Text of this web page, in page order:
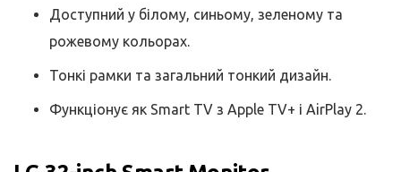
Доступний у білому, синьому, зеленому та
рожевому кольорах.
Тонкі рамки та загальний тонкий дизайн.
Функціонує як Smart TV з Apple TV+ і AirPlay 2.